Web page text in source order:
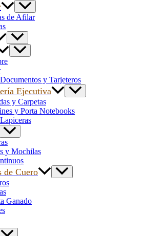
de Afilar
y Tarjeteros
Ejecutiva
y Carpetas
y Porta Notebooks
y Mochilas
de Cuero
Ganado